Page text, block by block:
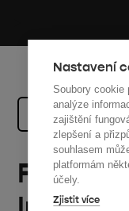
Nastavení
Soubory
analýze
zajištění
zlepšení a
souhlasem
platformám
účely.
Zjistit více
Zpět na